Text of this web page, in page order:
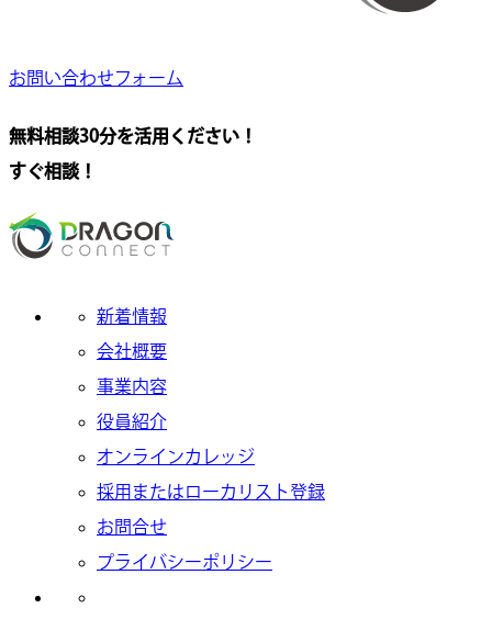
お問い合わせフォーム
無料相談30分を活用ください！
すぐ相談！
新着情報
会社概要
事業内容
役員紹介
オンラインカレッジ
採用またはローカリスト登録
お問合せ
プライバシーポリシー